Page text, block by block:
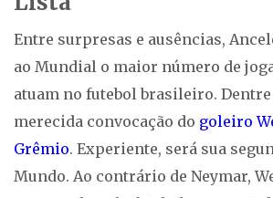
Entre surpresas e ausências,
ao Mundial o maior número de
atuam no futebol brasileiro. Dentre
merecida convocação do goleiro
Grêmio. Experiente, será sua
Mundo. Ao contrário de Neymar,